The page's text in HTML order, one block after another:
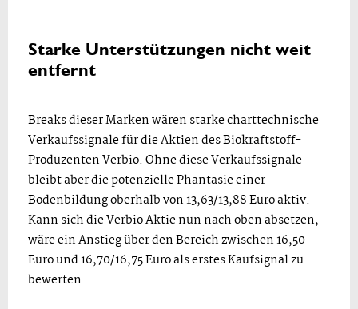
Starke Unterstützungen nicht weit
entfernt
Breaks dieser Marken wären starke charttechnische
Verkaufssignale für die Aktien des Biokraftstoff-
Produzenten Verbio. Ohne diese Verkaufssignale
bleibt aber die potenzielle Phantasie einer
Bodenbildung oberhalb von 13,63/13,88 Euro aktiv.
Kann sich die Verbio Aktie nun nach oben absetzen,
wäre ein Anstieg über den Bereich zwischen 16,50
Euro und 16,70/16,75 Euro als erstes Kaufsignal zu
bewerten.